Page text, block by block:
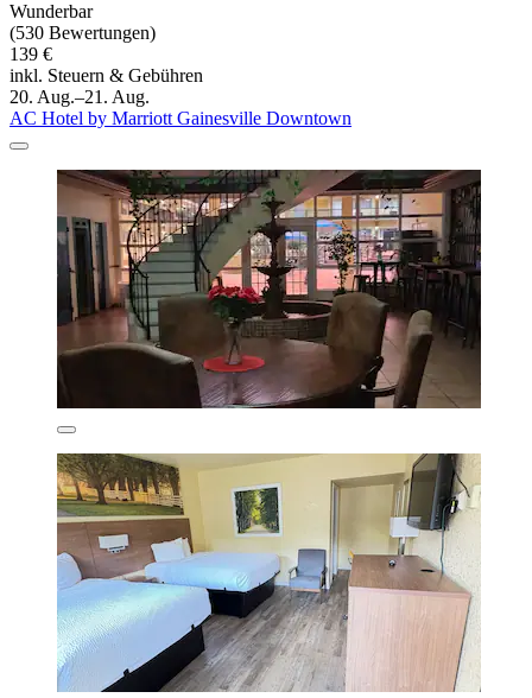
Wunderbar
(530 Bewertungen)
139 €
inkl. Steuern & Gebühren
20. Aug.–21. Aug.
AC Hotel by Marriott Gainesville Downtown